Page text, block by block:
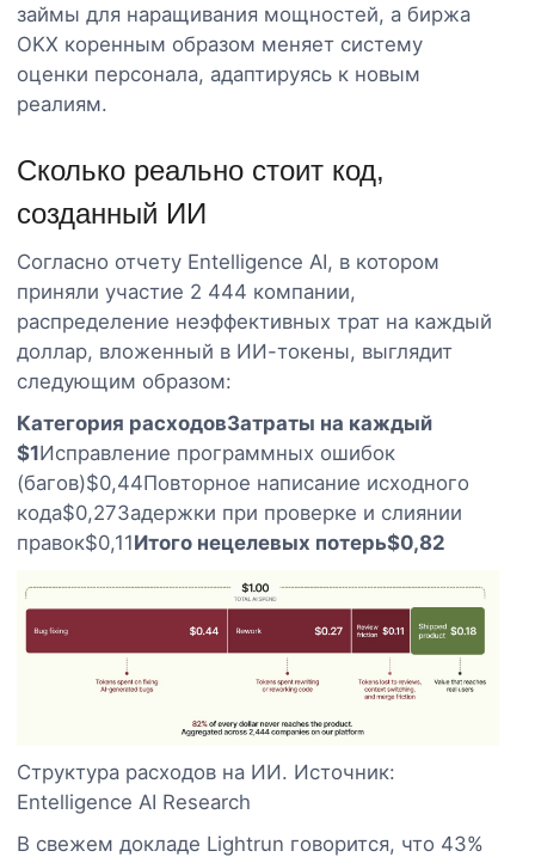
займы для наращивания мощностей, а биржа
OKX коренным образом меняет систему
оценки персонала, адаптируясь к новым
реалиям.
Сколько реально стоит код,
созданный ИИ
Согласно отчету Entelligence AI, в котором
приняли участие 2 444 компании,
распределение неэффективных трат на каждый
доллар, вложенный в ИИ-токены, выглядит
следующим образом:
Категория расходовЗатраты на каждый
$1Исправление программных ошибок
(багов)$0,44Повторное написание исходного
кода$0,27Задержки при проверке и слиянии
правок$0,11Итого нецелевых потерь$0,82
Структура расходов на ИИ. Источник:
Entelligence AI Research
В свежем докладе Lightrun говорится, что 43%